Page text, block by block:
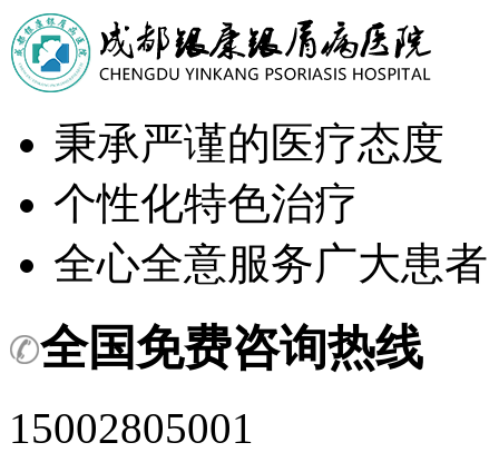
秉承严谨的医疗态度
个性化特色治疗
全心全意服务广大患者
全国免费咨询热线
15002805001